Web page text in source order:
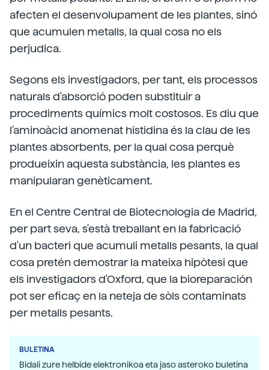
afecten el desenvolupament de les plantes, sinó
que acumulen metalls, la qual cosa no els
perjudica.
Segons els investigadors, per tant, els processos
naturals d'absorció poden substituir a
procediments químics molt costosos. Es diu que
l'aminoàcid anomenat histidina és la clau de les
plantes absorbents, per la qual cosa perquè
produeixin aquesta substància, les plantes es
manipularan genèticament.
En el Centre Central de Biotecnologia de Madrid,
per part seva, s'està treballant en la fabricació
d'un bacteri que acumuli metalls pesants, la qual
cosa pretén demostrar la mateixa hipòtesi que
els investigadors d'Oxford, que la bioreparación
pot ser eficaç en la neteja de sòls contaminats
per metalls pesants.
BULETINA
Bidali zure helbide elektronikoa eta jaso asteroko buletina